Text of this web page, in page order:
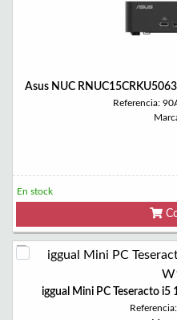
Asus NUC
Referencia:
En stock
iggual Mini PC Teseracto